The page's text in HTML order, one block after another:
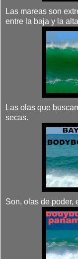
Las mareas son
entre la baja y la
Las olas que
secas.
Son, olas de poder,